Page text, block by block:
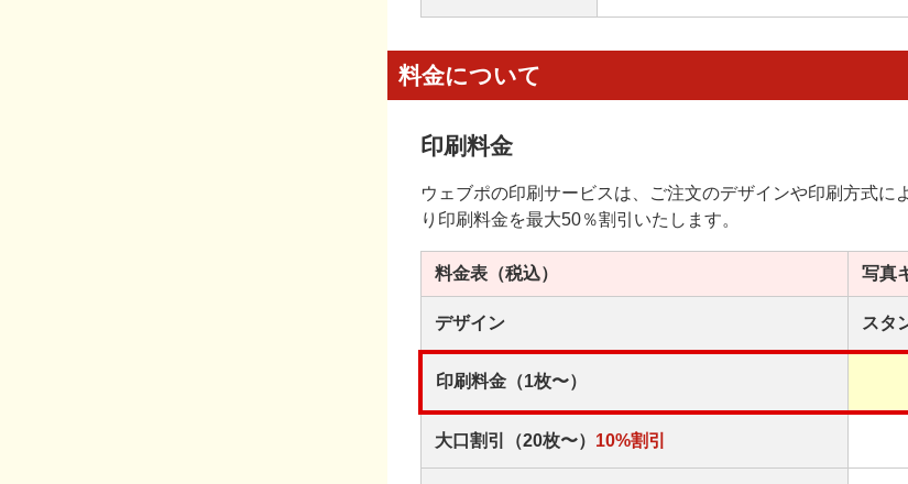
料金について
印刷料金
ウェブポの印刷サービスは、ご注文のデザインや印刷方式
り印刷料金を最大50％割引いたします。
料金表 （税込） 写真
デザイン スタ
印刷料金（1枚〜）
大口割引（20枚〜） 10%割引